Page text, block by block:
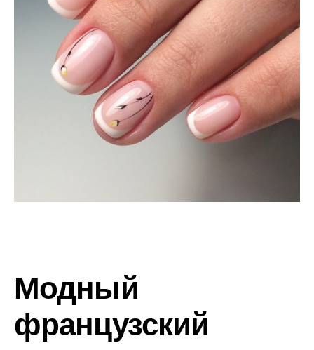
Модный
французский